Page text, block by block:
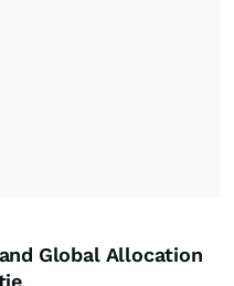
Global Allocation